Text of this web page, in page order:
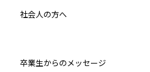
社会人の方へ
卒業生からのメッセージ